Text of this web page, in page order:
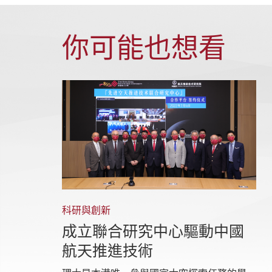
你可能也想看
科研與創新
成立聯合研究中心驅動中國
航天推進技術